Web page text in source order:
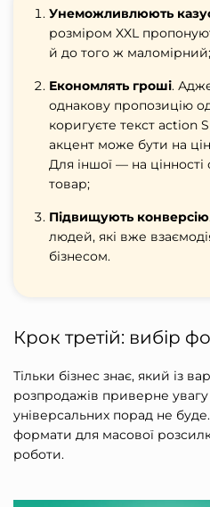
Унеможливлюють
розміром XXL
й до того ж маломірний;
Економлять гроші.
однакову пропозицію
коригуєте текст action
акцент може бути на
Для іншої — на
товар;
Підвищують конверсію
людей, які вже
бізнесом.
Крок третій: вибір
Тільки бізнес знає, який із
розпродажів приверне
універсальних порад не
формати для масової
роботи.